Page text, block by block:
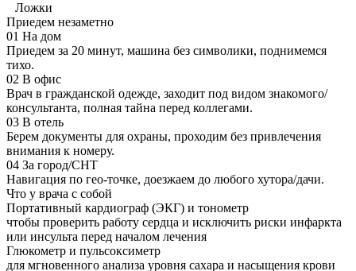
Ложки
Приедем незаметно
01 На дом
Приедем за 20 минут, машина без символики, поднимемся
тихо.
02 В офис
Врач в гражданской одежде, заходит под видом знакомого/
консультанта, полная тайна перед коллегами.
03 В отель
Берем документы для охраны, проходим без привлечения
внимания к номеру.
04 За город/СНТ
Навигация по гео-точке, доезжаем до любого хутора/дачи.
Что у врача с собой
Портативный кардиограф (ЭКГ) и тонометр
чтобы проверить работу сердца и исключить риски инфаркта
или инсульта перед началом лечения
Глюкометр и пульсоксиметр
для мгновенного анализа уровня сахара и насыщения крови